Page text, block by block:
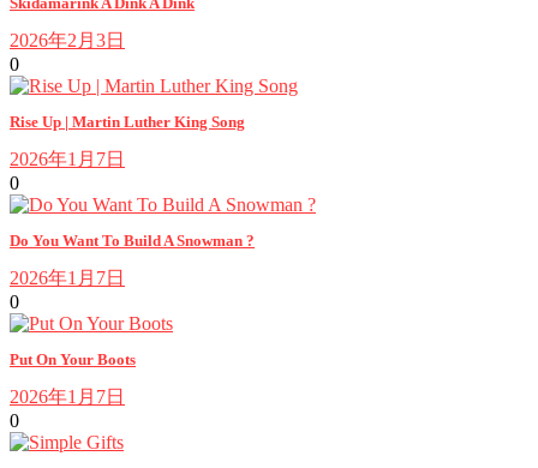
2026年2月3日
0
Rise Up | Martin Luther King Song
2026年1月7日
0
Do You Want To Build A Snowman ?
2026年1月7日
0
Put On Your Boots
2026年1月7日
0